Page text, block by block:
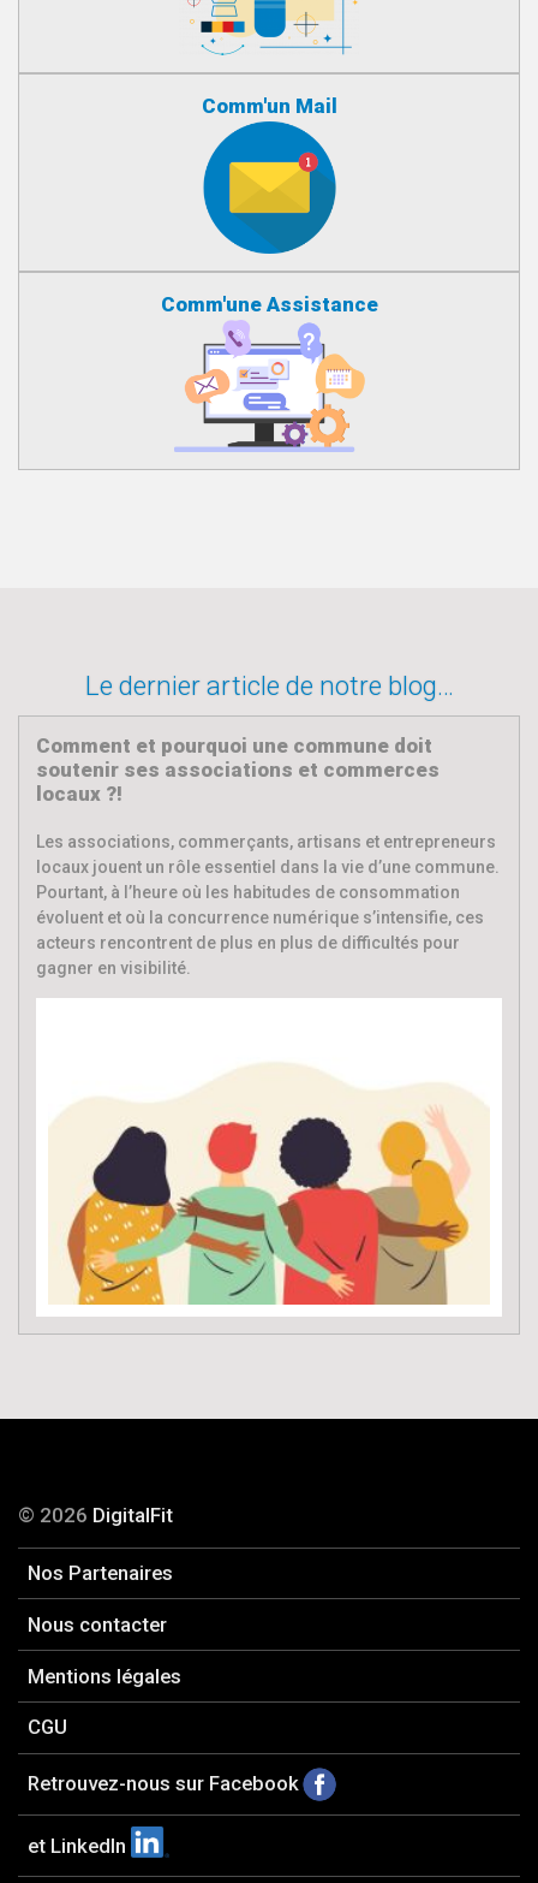
Comm'un Mail
Comm'une Assistance
Le dernier article de notre blog…
Comment et pourquoi une commune doit
soutenir ses associations et commerces
locaux ?!
Les associations, commerçants, artisans et entrepreneurs
locaux jouent un rôle essentiel dans la vie d’une commune.
Pourtant, à l’heure où les habitudes de consommation
évoluent et où la concurrence numérique s’intensifie, ces
acteurs rencontrent de plus en plus de difficultés pour
gagner en visibilité.
© 2026 DigitalFit
Nos Partenaires
Nous contacter
Mentions légales
CGU
Retrouvez-nous sur Facebook
et LinkedIn